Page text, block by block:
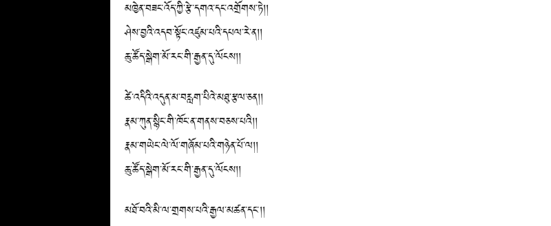
མཁྱེན་བཟང་འོད་ཀྱི་རྩེ་དགའ་དང་འགྲོགས་ཏེ།།
ཤེས་བྱའི་འདབ་སྟོང་འཛུམ་པའི་དཔལ་རེ་ན།།
ཆུ་ཚོད་སྒེག་མོ་རང་གི་རྒྱན་དུ་ལོངས།།
ཚེ་འདིའི་འདུན་མ་བརླག་པིའེ་མཐུ་རྩལ་ཅན།།
རྣམ་ཀུན་སྙིང་གི་ཁོང་ན་གནས་བཅས་པའི།།
རྣམ་གཡེང་ལེ་ལོ་གཞོམ་པའི་གཉེན་པོ་ལ།།
ཆུ་ཚོད་སྒེག་མོ་རང་གི་རྒྱན་དུ་ལོངས།།
མཐོ་བའི་མི་ལ་གྲགས་པའི་རྒྱལ་མཚན་དང༌།།